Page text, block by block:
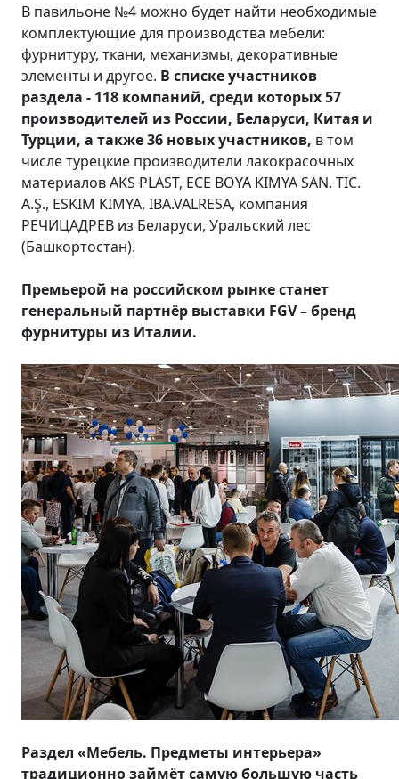
В павильоне №4 можно будет найти необходимые
комплектующие для производства мебели:
фурнитуру, ткани, механизмы, декоративные
элементы и другое. В списке участников
раздела - 118 компаний, среди которых 57
производителей из России, Беларуси, Китая и
Турции, а также 36 новых участников, в том
числе турецкие производители лакокрасочных
материалов AKS PLAST, ECE BOYA KIMYA SAN. TIC.
A.Ş., ESKIM KIMYA, IBA.VALRESA, компания
РЕЧИЦАДРЕВ из Беларуси, Уральский лес
(Башкортостан).
Премьерой на российском рынке станет
генеральный партнёр выставки FGV– бренд
фурнитуры из Италии.
Раздел «Мебель. Предметы интерьера»
традиционно займёт самую большую часть